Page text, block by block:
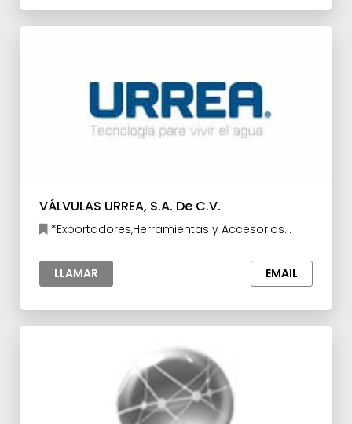
VÁLVULAS URREA, S.A. De C.V.
*Exportadores,Herramientas y Accesorios
Construcción,Industria del Mueble
LLAMAR
EMAIL